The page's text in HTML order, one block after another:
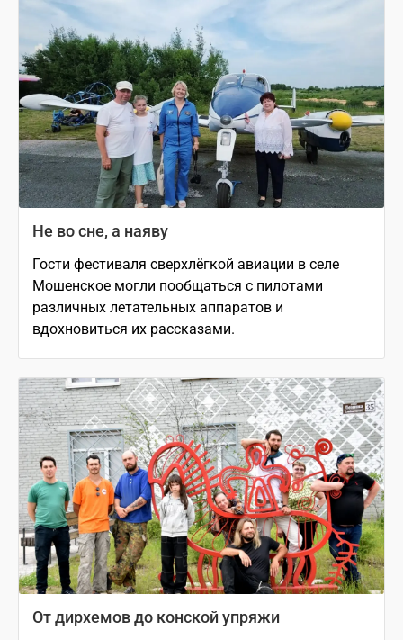
Не во сне, а наяву
Гости фестиваля сверхлёгкой авиации в селе
Мошенское могли пообщаться с пилотами
различных летательных аппаратов и
вдохновиться их рассказами.
От дирхемов до конской упряжи